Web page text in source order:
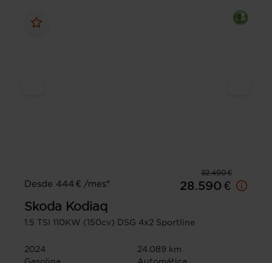
32.490 €
Desde 444 € /mes*
28.590 €
Skoda Kodiaq
1.5 TSI 110KW (150cv) DSG 4x2 Sportline
2024
24.089 km